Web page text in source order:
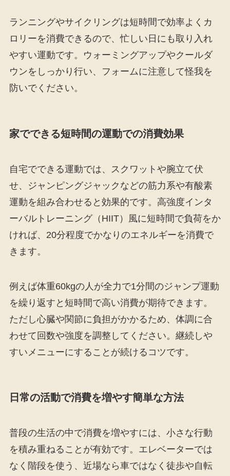
ランニングやサイクリングは短時間で効率よくカ
ロリーを消費できるので、忙しい日にも取り入れ
やすい運動です。ウォーミングアップやクールダ
ウンをしっかり行い、フォームに注意して怪我を
防いでください。
家でできる短時間の運動での消費効果
自宅でできる運動では、スクワットや腕立て伏
せ、ジャンピングジャックなどの筋力系や有酸素
運動を組み合わせると効果的です。高強度インタ
ーバルトレーニング（HIIT）風に短時間で負荷をか
ければ、20分程度でかなりのエネルギーを消費で
きます。
例えば体重60kgの人が全力で1分間のジャンプ運動
を繰り返すと短時間で高い消費が期待できます。
ただし心臓や関節に負担がかかるため、体調に合
わせて回数や強度を調整してください。継続しや
すいメニューにすることが続けるコツです。
日常の活動で消費を増やす簡単な方法
普段の生活の中で消費を増やすには、小さな行動
を積み重ねることが有効です。エレベーターでは
なく階段を使う、近場なら車ではなく徒歩や自転